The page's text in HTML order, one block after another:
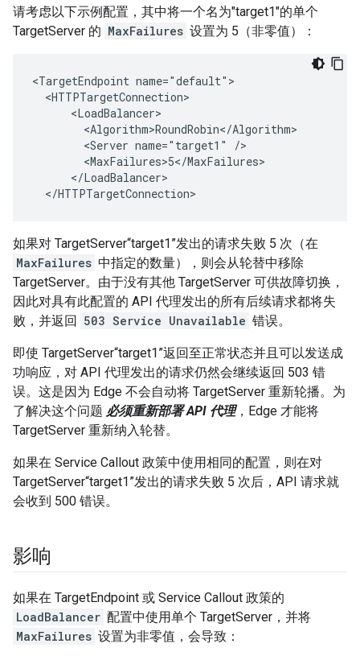
请考虑以下示例配置，其中将一个名为"target1"的单个
TargetServer 的 MaxFailures 设置为 5（非零值）：
<TargetEndpoint name="default">
  <HTTPTargetConnection>
      <LoadBalancer>
        <Algorithm>RoundRobin</Algorithm>
        <Server name="target1" />
        <MaxFailures>5</MaxFailures>
      </LoadBalancer>
  </HTTPTargetConnection>
如果对 TargetServer“target1”发出的请求失败 5 次（在
MaxFailures 中指定的数量），则会从轮替中移除
TargetServer。由于没有其他 TargetServer 可供故障切换，
因此对具有此配置的 API 代理发出的所有后续请求都将失
败，并返回 503 Service Unavailable 错误。
即使 TargetServer“target1”返回至正常状态并且可以发送成
功响应，对 API 代理发出的请求仍然会继续返回 503 错
误。这是因为 Edge 不会自动将 TargetServer 重新轮播。为
了解决这个问题 必须重新部署 API 代理，Edge 才能将
TargetServer 重新纳入轮替。
如果在 Service Callout 政策中使用相同的配置，则在对
TargetServer“target1”发出的请求失败 5 次后，API 请求就
会收到 500 错误。
影响
如果在 TargetEndpoint 或 Service Callout 政策的
LoadBalancer 配置中使用单个 TargetServer，并将
MaxFailures 设置为非零值，会导致：